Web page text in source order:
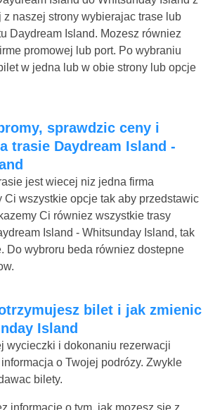
z naszej strony wybierajac trase lub
Daydream Island. Mozesz równiez
promowej lub port. Po wybraniu
w jedna lub w obie strony lub opcje
trasie Daydream Island -
jest wiecej niz jedna firma
Ci wszystkie opcje tak aby przedstawic
Ci równiez wszystkie trasy
Island - Whitsunday Island, tak
Do wybroru beda równiez dostepne
Island
wycieczki i dokonaniu rezerwacji
o Twojej podrózy. Zwykle
bilety.
informacje o tym, jak mozesz sie z